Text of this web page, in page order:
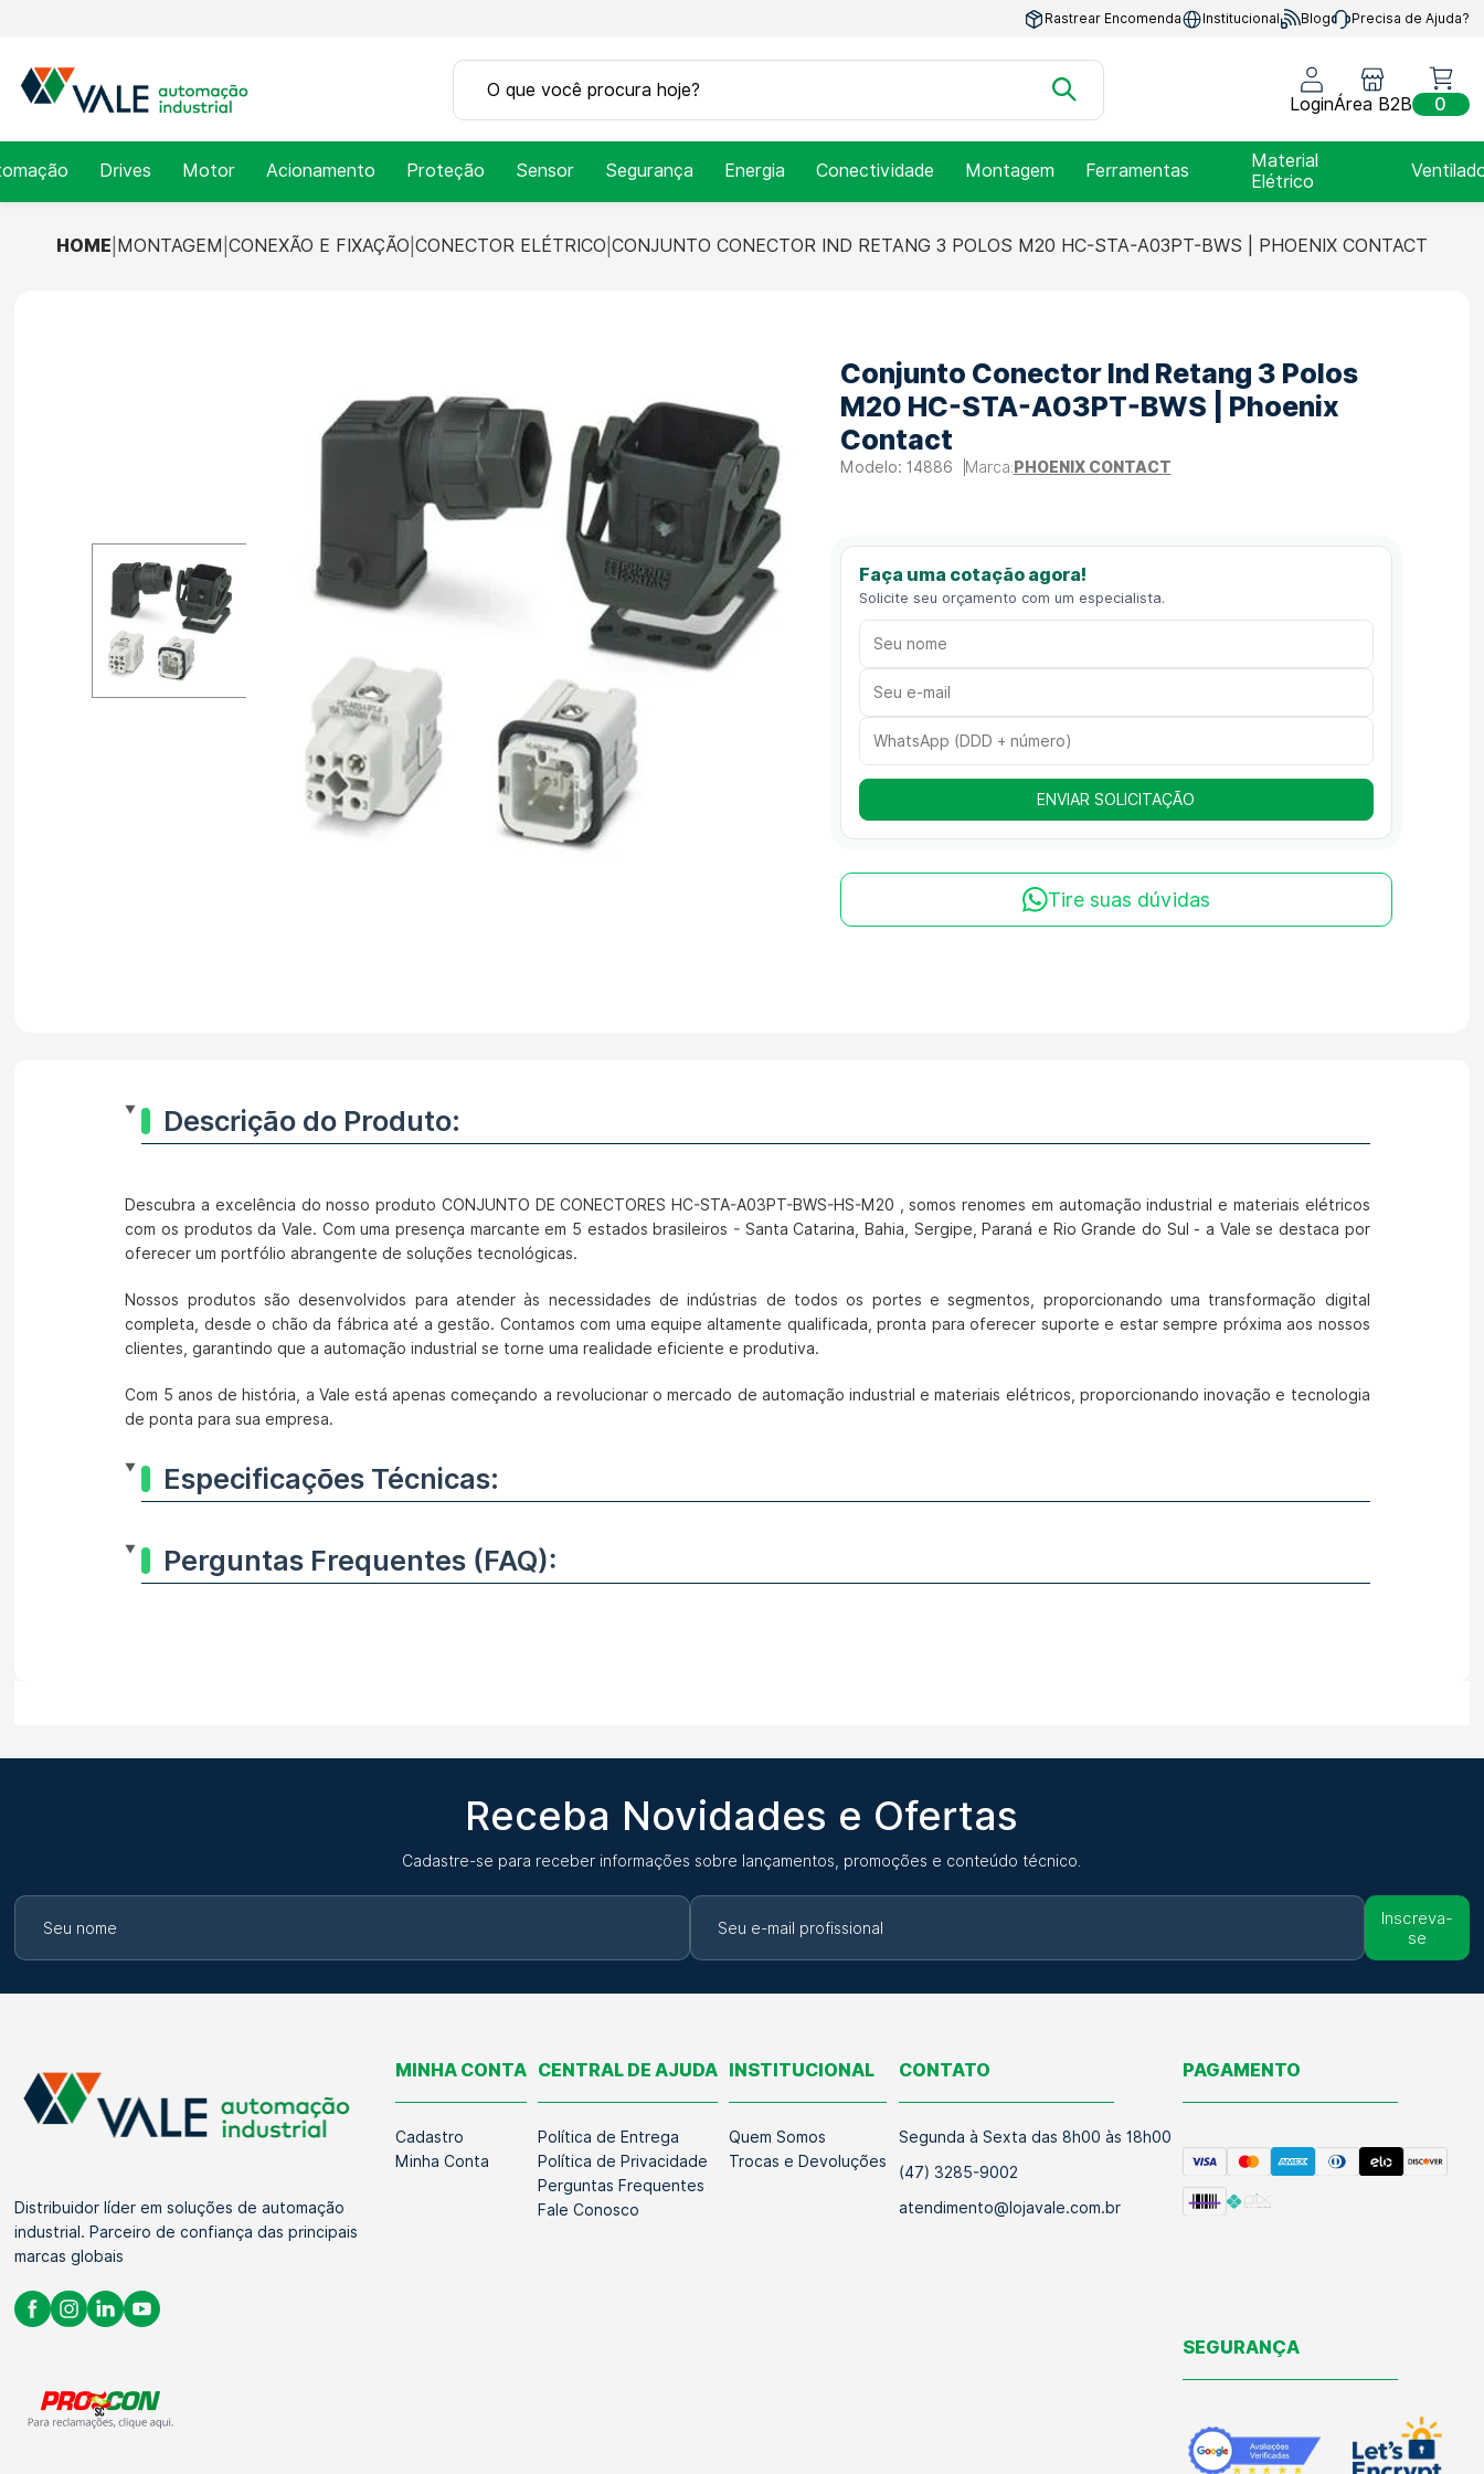
Rastrear Encomenda Institucional Blog Precisa de Ajuda?
LoginÁrea B2B 0
Drives Motor Acionamento Proteção Sensor Segurança Energia Conectividade Montagem Ferramentas
Material
Elétrico
HOME MONTAGEM CONEXÃO E FIXAÇÃO CONECTOR ELÉTRICO CONJUNTO CONECTOR IND RETANG 3 POLOS M20 HC-STA-A03PT-BWS | PHOENIX CONTACT
Conjunto Conector Ind Retang 3 Polos
M20 HC-STA-A03PT-BWS | Phoenix
Contact
14886 PHOENIX CONTACT
Faça uma cotação agora!
Solicite seu orçamento com um especialista.
ENVIAR SOLICITAÇÃO
Tire suas dúvidas
Descrição do Produto:
Descubra a excelência do nosso produto CONJUNTO DE CONECTORES HC-STA-A03PT-BWS-HS-M20 , somos renomes em automação industrial e materiais elétricos
com os produtos da Vale. Com uma presença marcante em 5 estados brasileiros - Santa Catarina, Bahia, Sergipe, Paraná e Rio Grande do Sul - a Vale se destaca por
oferecer um portfólio abrangente de soluções tecnológicas.
Nossos produtos são desenvolvidos para atender às necessidades de indústrias de todos os portes e segmentos, proporcionando uma transformação digital
completa, desde o chão da fábrica até a gestão. Contamos com uma equipe altamente qualificada, pronta para oferecer suporte e estar sempre próxima aos nossos
clientes, garantindo que a automação industrial se torne uma realidade eficiente e produtiva.
Com 5 anos de história, a Vale está apenas começando a revolucionar o mercado de automação industrial e materiais elétricos, proporcionando inovação e tecnologia
de ponta para sua empresa.
Especificações Técnicas:
Perguntas Frequentes (FAQ):
Receba Novidades e Ofertas
Cadastre-se para receber informações sobre lançamentos, promoções e conteúdo técnico.
Inscreva-
se
Distribuidor líder em soluções de automação
industrial. Parceiro de confiança das principais
marcas globais
MINHA CONTA
Cadastro
Minha Conta
CENTRAL DE AJUDA
Política de Entrega
Política de Privacidade
Perguntas Frequentes
Fale Conosco
INSTITUCIONAL
Quem Somos
Trocas e Devoluções
CONTATO
Segunda à Sexta das 8h00 às 18h00
(47) 3285-9002
atendimento@lojavale.com.br
PAGAMENTO
SEGURANÇA